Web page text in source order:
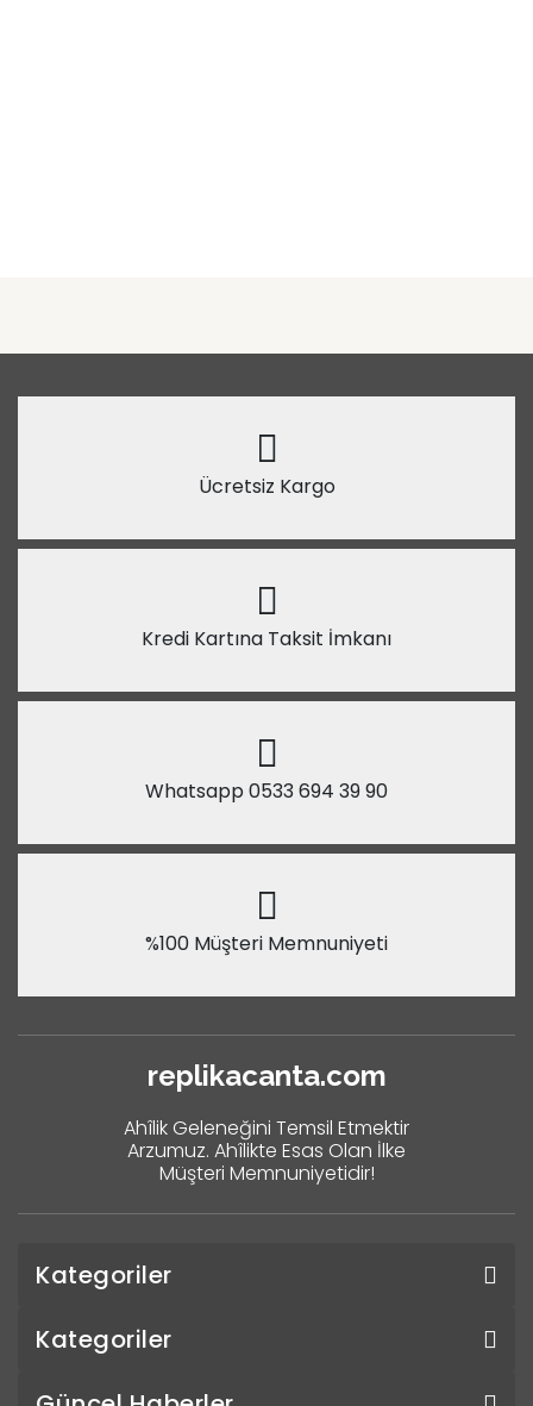
Ücretsiz Kargo
Kredi Kartına Taksit İmkanı
Whatsapp 0533 694 39 90
%100 Müşteri Memnuniyeti
replikacanta.com
Ahîlik Geleneğini Temsil Etmektir
Arzumuz. Ahîlikte Esas Olan İlke
Müşteri Memnuniyetidir!
Kategoriler
Kategoriler